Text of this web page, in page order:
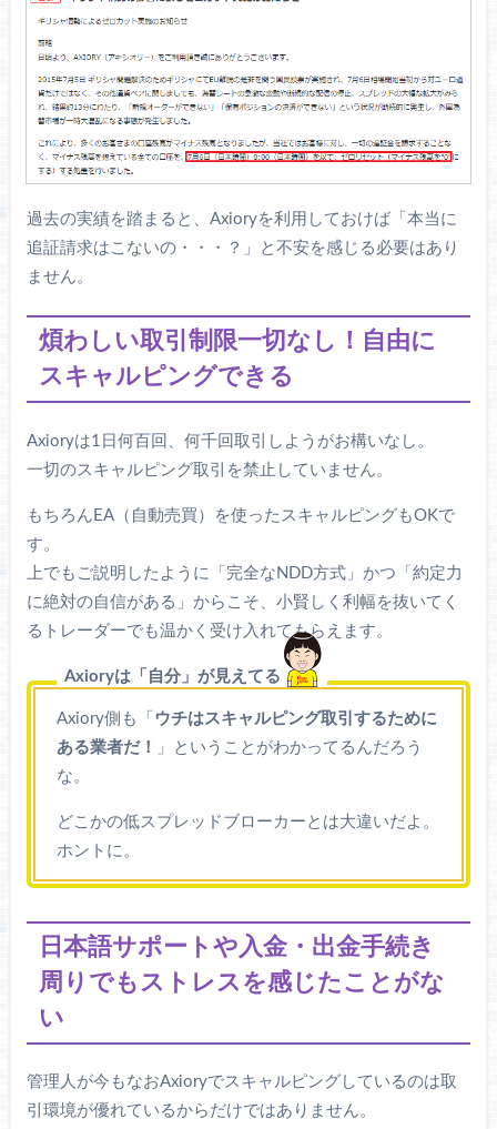
エントリーした瞬間にロスカット
【レバレッジ800倍でエントリーした場合】
少しでも逆行したらロスカット
過去の実績を踏まると、Axioryを利用しておけば「本当に
追証請求はこないの・・・？」と不安を感じる必要はあり
ません。
煩わしい取引制限一切なし！自由に
スキャルピングできる
Axioryは1日何百回、何千回取引しようがお構いなし。
一切のスキャルピング取引を禁止していません。
もちろんEA（自動売買）を使ったスキャルピングもOKで
す。
上でもご説明したように「完全なNDD方式」かつ「約定力
に絶対の自信がある」からこそ、小賢しく利幅を抜いてく
るトレーダーでも温かく受け入れてもらえます。
Axioryは「自分」が見えてる
Axiory側も「 ウチはスキャルピング取引するために
ある業者だ！
」ということがわかってるんだろう
な。
どこかの低スプレッドブローカーとは大違いだよ。
ホントに。
日本語サポートや入金・出金手続き
周りでもストレスを感じたことがな
い
管理人が今もなおAxioryでスキャルピングしているのは取
引環境が優れているからだけではありません。